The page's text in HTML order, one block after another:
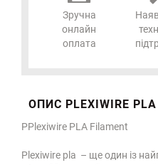
Зручна
онлайн
оплата
ОПИС PLEXIWIRE PLA
PPlexiwire PLA Filament
Plexiwire pla – ще один із